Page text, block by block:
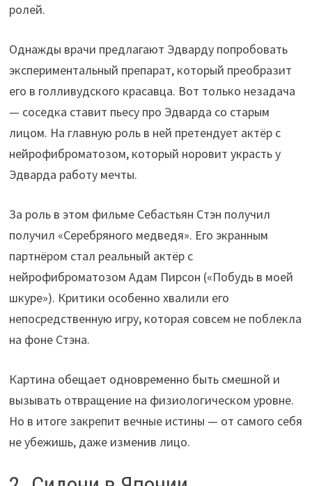
ролей.
Однажды врачи предлагают Эдварду попробовать
экспериментальный препарат, который преобразит
его в голливудского красавца. Вот только незадача
— соседка ставит пьесу про Эдварда со старым
лицом. На главную роль в ней претендует актёр с
нейрофиброматозом, который норовит украсть у
Эдварда работу мечты.
За роль в этом фильме Себастьян Стэн получил
получил «Серебряного медведя». Его экранным
партнёром стал реальный актёр с
нейрофиброматозом Адам Пирсон («Побудь в моей
шкуре»). Критики особенно хвалили его
непосредственную игру, которая совсем не поблекла
на фоне Стэна.
Картина обещает одновременно быть смешной и
вызывать отвращение на физиологическом уровне.
Но в итоге закрепит вечные истины — от самого себя
не убежишь, даже изменив лицо.